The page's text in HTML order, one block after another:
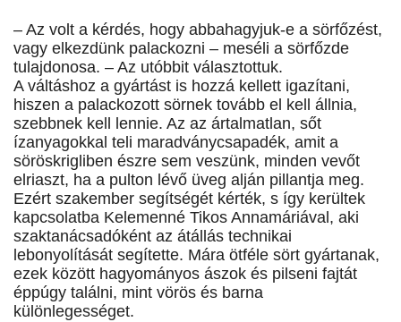
– Az volt a kérdés, hogy abbahagyjuk-e a sörfőzést,
vagy elkezdünk palackozni – meséli a sörfőzde
tulajdonosa. – Az utóbbit választottuk.
A váltáshoz a gyártást is hozzá kellett igazítani,
hiszen a palackozott sörnek tovább el kell állnia,
szebbnek kell lennie. Az az ártalmatlan, sőt
ízanyagokkal teli maradványcsapadék, amit a
söröskrigliben észre sem veszünk, minden vevőt
elriaszt, ha a pulton lévő üveg alján pillantja meg.
Ezért szakember segítségét kérték, s így kerültek
kapcsolatba Kelemenné Tikos Annamáriával, aki
szaktanácsadóként az átállás technikai
lebonyolítását segítette. Mára ötféle sört gyártanak,
ezek között hagyományos ászok és pilseni fajtát
éppúgy találni, mint vörös és barna
különlegességet.